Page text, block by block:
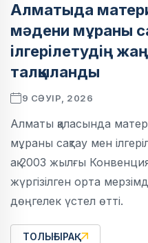
Алматыда
мәдени мұраны
ілгерілетудің
талқыланды
9 СӘУІР, 2026
Алматы қаласында
мұраны сақтау мен
ақ 2003 жылғы
жүргізілген орта
дөңгелек үстел өтті.
ТОЛЫҒЫРАҚ